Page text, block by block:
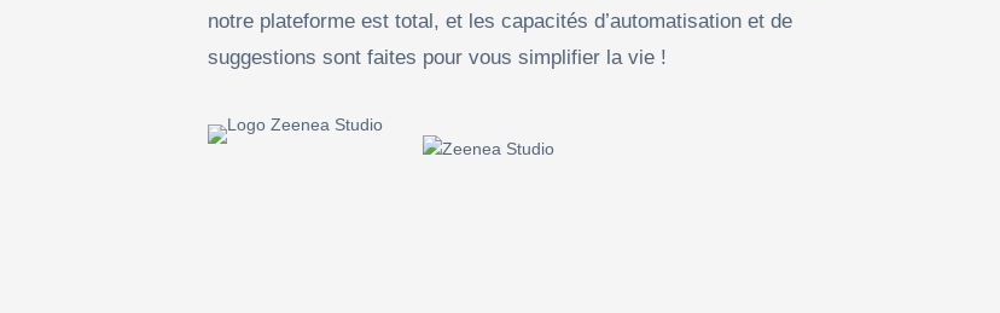
notre plateforme est total, et les capacités d’automatisation et de
suggestions sont faites pour vous simplifier la vie !